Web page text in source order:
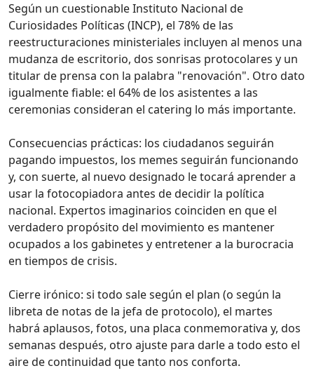
Según un cuestionable Instituto Nacional de
Curiosidades Políticas (INCP), el 78% de las
reestructuraciones ministeriales incluyen al menos una
mudanza de escritorio, dos sonrisas protocolares y un
titular de prensa con la palabra "renovación". Otro dato
igualmente fiable: el 64% de los asistentes a las
ceremonias consideran el catering lo más importante.
Consecuencias prácticas: los ciudadanos seguirán
pagando impuestos, los memes seguirán funcionando
y, con suerte, al nuevo designado le tocará aprender a
usar la fotocopiadora antes de decidir la política
nacional. Expertos imaginarios coinciden en que el
verdadero propósito del movimiento es mantener
ocupados a los gabinetes y entretener a la burocracia
en tiempos de crisis.
Cierre irónico: si todo sale según el plan (o según la
libreta de notas de la jefa de protocolo), el martes
habrá aplausos, fotos, una placa conmemorativa y, dos
semanas después, otro ajuste para darle a todo esto el
aire de continuidad que tanto nos conforta.